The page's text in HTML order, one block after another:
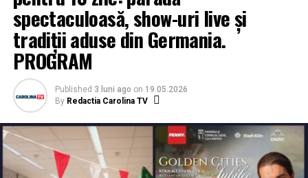
spectaculoasă, show-uri live și
tradiții aduse din Germania.
PROGRAM
Published 3 luni ago on 19.05.2026
By Redactia Carolina TV